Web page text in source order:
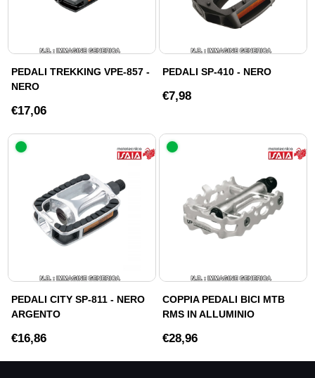
PEDALI TREKKING VPE-857 -
NERO
€17,06
PEDALI SP-410 - NERO
€7,98
PEDALI CITY SP-811 - NERO
ARGENTO
€16,86
COPPIA PEDALI BICI MTB
RMS IN ALLUMINIO
€28,96